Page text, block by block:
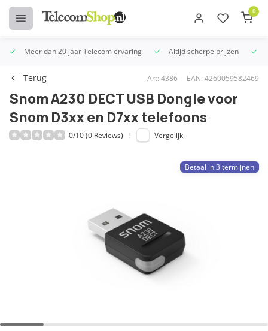
0
Meer dan 20 jaar Telecom ervaring Altijd scherpe prijzen
Terug Art: 4386 EAN: 4260059582469
Snom A230 DECT USB Dongle voor
Snom D3xx en D7xx telefoons
0/10 (0 Reviews) Vergelijk
Betaal in 3 termijnen